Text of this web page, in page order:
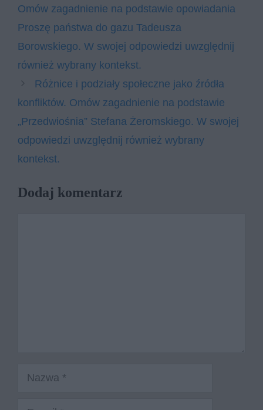
Omów zagadnienie na podstawie opowiadania
Proszę państwa do gazu Tadeusza
Borowskiego. W swojej odpowiedzi uwzględnij
również wybrany kontekst.
Różnice i podziały społeczne jako źródła
konfliktów. Omów zagadnienie na podstawie
„Przedwiośnia” Stefana Żeromskiego. W swojej
odpowiedzi uwzględnij również wybrany
kontekst.
Dodaj komentarz